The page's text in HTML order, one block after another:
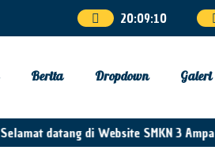
20:09:10
Berita Dropdown Galeri
Selamat datang di Website SMKN 3